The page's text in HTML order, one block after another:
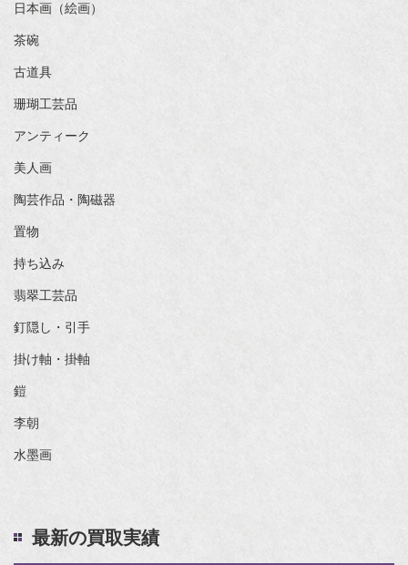
日本画（絵画）
茶碗
古道具
珊瑚工芸品
アンティーク
美人画
陶芸作品・陶磁器
置物
持ち込み
翡翠工芸品
釘隠し・引手
掛け軸・掛軸
鎧
李朝
水墨画
最新の買取実績